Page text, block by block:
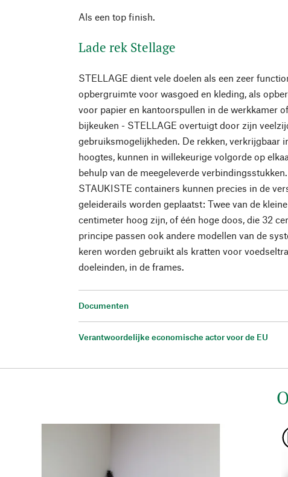
Als een top finish.
Lade rek Stellage
STELLAGE dient vele doelen als een zeer
opbergruimte voor wasgoed en kleding, als
voor papier en kantoorspullen in de werkkamer
bijkeuken - STELLAGE overtuigt door zijn
gebruiksmogelijkheden. De rekken, verkrijgbaar
hoogtes, kunnen in willekeurige volgorde op
behulp van de meegeleverde
STAUKISTE containers kunnen precies in de
geleiderails worden geplaatst: Twee van de kleine
centimeter hoog zijn, of één hoge doos, die 32
principe passen ook andere modellen van de
keren worden gebruikt als kratten voor
doeleinden, in de frames.
Documenten
Verantwoordelijke economische actor voor de EU